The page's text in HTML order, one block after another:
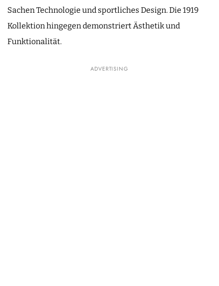
Sachen Technologie und sportliches Design. Die 1919
Kollektion hingegen demonstriert Ästhetik und
Funktionalität.
ADVERTISING